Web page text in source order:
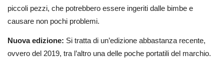
piccoli pezzi, che potrebbero essere ingeriti dalle bimbe e
causare non pochi problemi.
Nuova edizione: Si tratta di un’edizione abbastanza recente,
ovvero del 2019, tra l’altro una delle poche portatili del marchio.